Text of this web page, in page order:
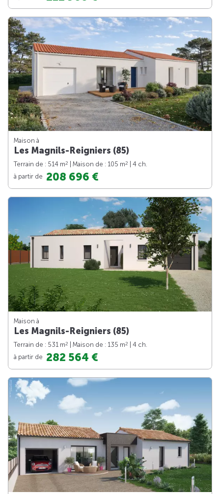
Maison à
Les Magnils-Reigniers (85)
Terrain de : 514 m2 | Maison de : 105 m2
| 4 ch.
à partir de 208 696 €
Maison à
Les Magnils-Reigniers (85)
Terrain de : 531 m2 | Maison de : 135 m2
| 4 ch.
à partir de 282 564 €